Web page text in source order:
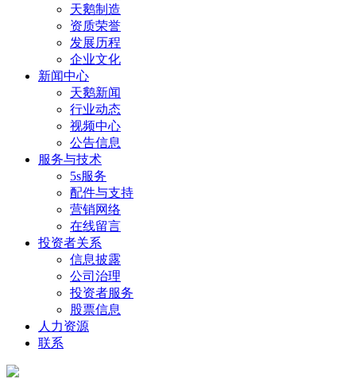
天鹅制造
资质荣誉
发展历程
企业文化
新闻中心
天鹅新闻
行业动态
视频中心
公告信息
服务与技术
5s服务
配件与支持
营销网络
在线留言
投资者关系
信息披露
公司治理
投资者服务
股票信息
人力资源
联系